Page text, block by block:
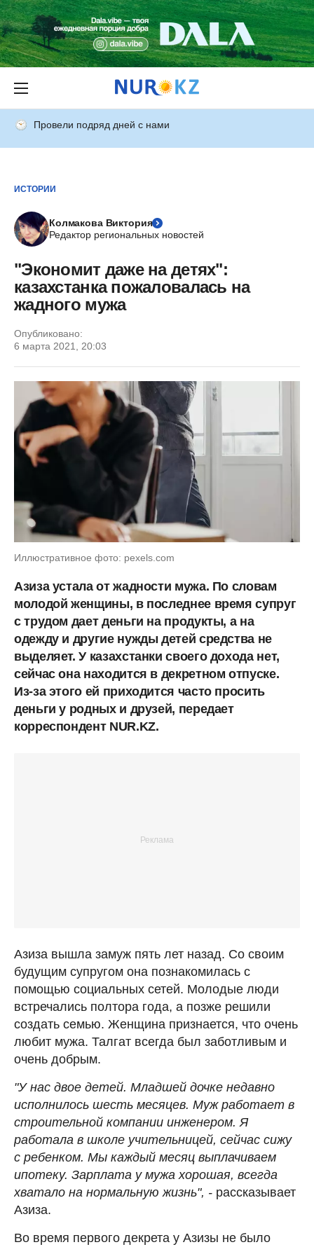
Провели подряд дней с нами
ИСТОРИИ
Колмакова Виктория
Редактор региональных новостей
"Экономит даже на детях":
казахстанка пожаловалась на
жадного мужа
Опубликовано:
6 марта 2021, 20:03
Иллюстративное фото: pexels.com
Азиза устала от жадности мужа. По словам
молодой женщины, в последнее время супруг
с трудом дает деньги на продукты, а на
одежду и другие нужды детей средства не
выделяет. У казахстанки своего дохода нет,
сейчас она находится в декретном отпуске.
Из-за этого ей приходится часто просить
деньги у родных и друзей, передает
корреспондент NUR.KZ.
Азиза вышла замуж пять лет назад. Со своим
будущим супругом она познакомилась с
помощью социальных сетей. Молодые люди
встречались полтора года, а позже решили
создать семью. Женщина признается, что очень
любит мужа. Талгат всегда был заботливым и
очень добрым.
"У нас двое детей. Младшей дочке недавно
исполнилось шесть месяцев. Муж работает в
строительной компании инженером. Я
работала в школе учительницей, сейчас сижу
с ребенком. Мы каждый месяц выплачиваем
ипотеку. Зарплата у мужа хорошая, всегда
хватало на нормальную жизнь", - рассказывает
Азиза.
Во время первого декрета у Азизы не было